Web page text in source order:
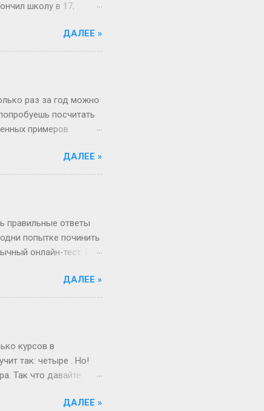
школу в 17,
в 19, а
Бали, а теперь
13 классов в
некоторые уже
ДАЛЕЕ »
раз за год можно
посчитать
примеров.
делся тот самый
1 января —
Тут уже веселее
дня оказаться
ДАЛЕЕ »
правильные ответы
попытке починить
онлайн-тест. Вы
Однако, и это
вы видите, открыв
хотелось бы.
всё иначе.
ДАЛЕЕ »
курсов в
так: четыре . Но!
Так что давайте
после школы.
ДАЛЕЕ »